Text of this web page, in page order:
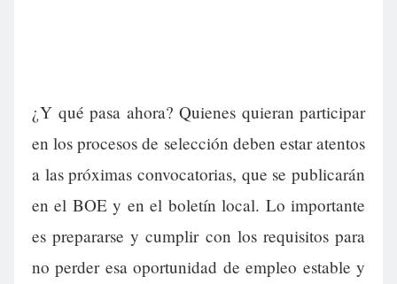
¿Y qué pasa ahora? Quienes quieran participar
en los procesos de selección deben estar atentos
a las próximas convocatorias, que se publicarán
en el BOE y en el boletín local. Lo importante
es prepararse y cumplir con los requisitos para
no perder esa oportunidad de empleo estable y